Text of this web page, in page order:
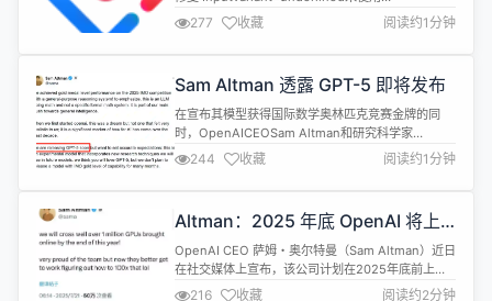
activeBorderColortoken 的问题。#54409 修复
InputNumberfontSizeSM和fontSizeLGtoken 不
生效的问题。#54396 修复 Flex 组件children属性
277 收藏 阅读约1分钟
Sam Altman 透露 GPT-5 即将发布
在宣布其模型获得国际数学奥林匹克竞赛金牌的同
时，OpenAICEOSam Altman和研究科学家
Alexander Wei透露，GPT-5即将发布。然而，他们
均明确设定了市场预期：即将发布的GPT-5并非在
IMO竞赛中获奖的模型。 Altman强调，获得金牌的
于其他模型的新研究技术，而即将面世的GPT-5不
会...
244 收藏 阅读约1分钟
Altman：2025 年底 OpenAI 将上
线超 100 万块 GPU
OpenAI CEO 萨姆・奥尔特曼（Sam Altman）近日
在社交媒体上宣布，该公司计划在2025年底前上线
超过100万块 GPU。 据悉，OpenAI 的战略主要围
216 收藏 阅读约2分钟